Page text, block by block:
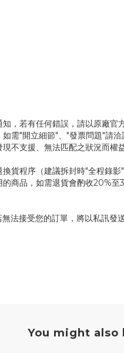
，若有任何錯誤，請以原廠官
需"開立細節"、"發票問題"請洽
不支援、無法匹配之狀況而權益
貨程序（建議拆封時"全程錄影"
商品，如需退貨會酌收20%至
法接受您的訂單，將以私訊
You might also